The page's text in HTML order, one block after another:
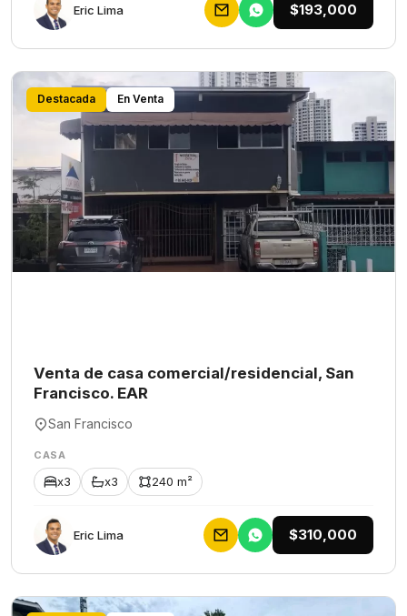
Eric Lima $193,000
Destacada En Venta
Venta de casa comercial/residencial, San
Francisco. EAR
San Francisco
CASA
x3 x3 240 m²
Eric Lima $310,000